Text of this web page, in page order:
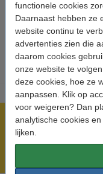
functionele cookies
Daarnaast hebben ze
website continu te
advertenties zien die
daarom cookies
onze website te
deze cookies, hoe ze
aanpassen. Klik op
voor weigeren? Dan
analytische cookies
lijken.
Ons Artikelnr:
Meer dan 5 miljoen
Voor 23.59 uur